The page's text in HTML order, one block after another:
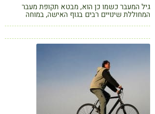
גיל המעבר כשמו כן הוא, מבטא תקופת מעבר
המחוללת שינויים רבים בגוף האישה, במוחה
מותאמת למניעת השמנת יתר בתקופת המעבר.